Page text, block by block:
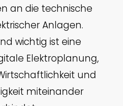
an die technische
Anlagen.
wichtig ist eine
Elektroplanung,
und
miteinander